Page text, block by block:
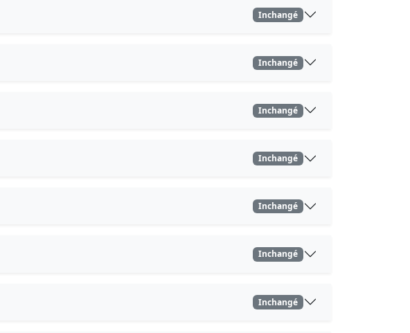
Inchangé
Inchangé
Inchangé
Inchangé
Inchangé
Inchangé
Inchangé